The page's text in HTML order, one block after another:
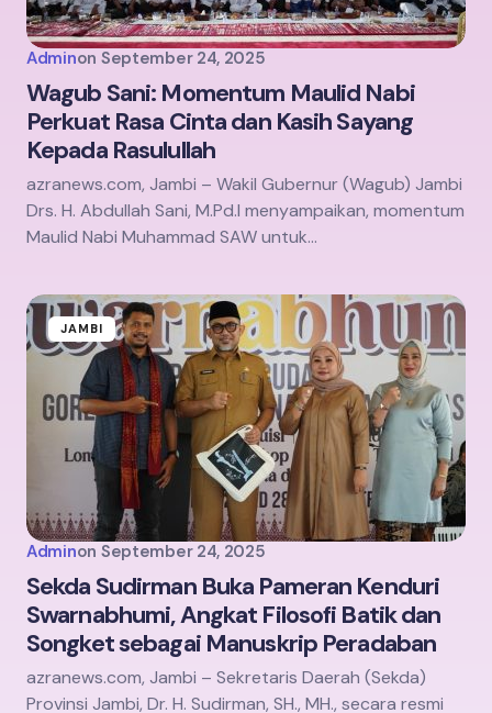
Adminon September 24, 2025
Wagub Sani: Momentum Maulid Nabi
Perkuat Rasa Cinta dan Kasih Sayang
Kepada Rasulullah
azranews.com, Jambi – Wakil Gubernur (Wagub) Jambi
Drs. H. Abdullah Sani, M.Pd.I menyampaikan, momentum
Maulid Nabi Muhammad SAW untuk…
JAMBI
Adminon September 24, 2025
Sekda Sudirman Buka Pameran Kenduri
Swarnabhumi, Angkat Filosofi Batik dan
Songket sebagai Manuskrip Peradaban
azranews.com, Jambi – Sekretaris Daerah (Sekda)
Provinsi Jambi, Dr. H. Sudirman, SH., MH., secara resmi